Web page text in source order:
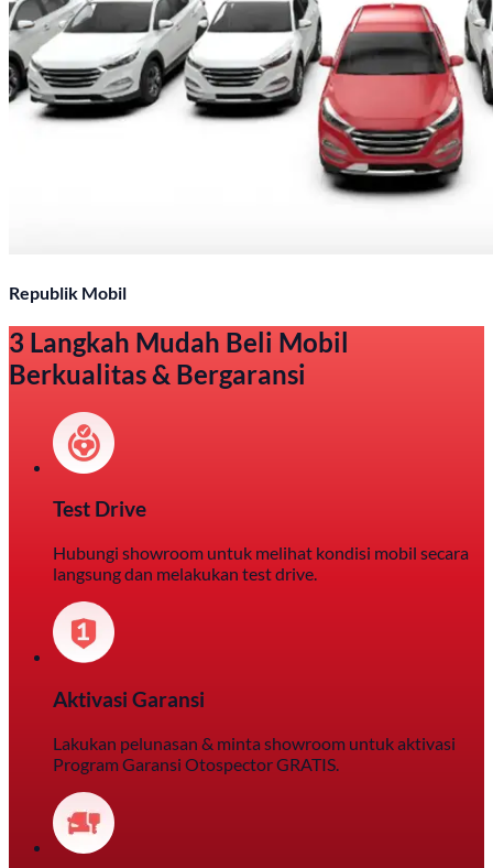
Republik Mobil
3 Langkah Mudah Beli Mobil
Berkualitas & Bergaransi
Test Drive
Hubungi showroom untuk melihat kondisi mobil secara
langsung dan melakukan test drive.
Aktivasi Garansi
Lakukan pelunasan & minta showroom untuk aktivasi
Program Garansi Otospector GRATIS.